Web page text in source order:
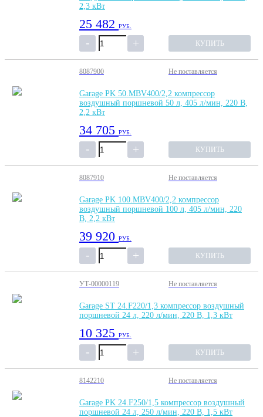
2,3 кВт
25 482 РУБ.
КУПИТЬ
8087900 Не поставляется
Garage PK 50.MBV400/2,2 компрессор
воздушный поршневой 50 л, 405 л/мин, 220 В,
2,2 кВт
34 705 РУБ.
КУПИТЬ
8087910 Не поставляется
Garage PK 100.MBV400/2,2 компрессор
воздушный поршневой 100 л, 405 л/мин, 220
В, 2,2 кВт
39 920 РУБ.
КУПИТЬ
УТ-00000119 Не поставляется
Garage ST 24.F220/1,3 компрессор воздушный
поршневой 24 л, 220 л/мин, 220 В, 1,3 кВт
10 325 РУБ.
КУПИТЬ
8142210 Не поставляется
Garage PK 24.F250/1,5 компрессор воздушный
поршневой 24 л, 250 л/мин, 220 В, 1,5 кВт